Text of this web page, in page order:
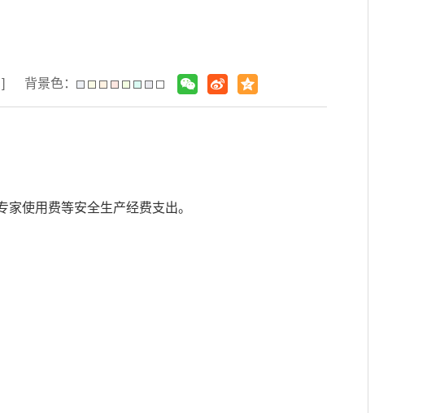
] 背景色：
使用费等安全生产经费支出。